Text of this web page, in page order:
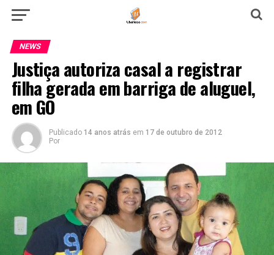
NEWS
Justiça autoriza casal a registrar
filha gerada em barriga de aluguel,
em GO
Publicado 14 anos atrás em 17 de outubro de 2012
Por